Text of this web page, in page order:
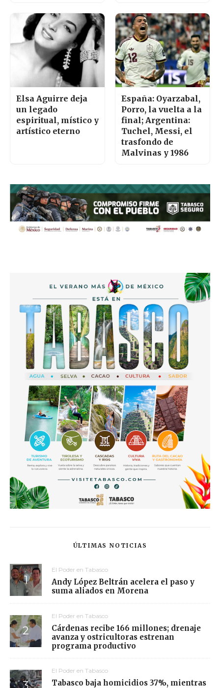
Elsa Aguirre deja
un legado
espiritual, místico y
artístico eterno
España: Oyarzabal,
Porro, la vuelta a la
final; Argentina:
Tuchel, Messi, el
trasfondo de
Malvinas y 1986
ÚLTIMAS NOTICIAS
El Poder en Tabasco
Andy López Beltrán acelera el paso y
suma aliados en Morena
El Poder en Tabasco
Cárdenas recibe 166 millones; drenaje
avanza y ostricultoras estrenan
programa productivo
El Poder en Tabasco
Tabasco baja homicidios 37%, mientras